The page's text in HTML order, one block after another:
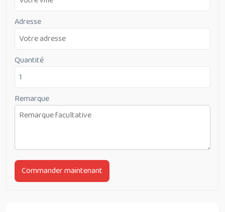
Adresse
Quantité
Remarque
Commander maintenant